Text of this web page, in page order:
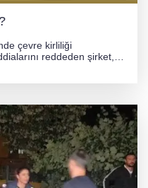
çevre kirliliği
reddeden şirket,